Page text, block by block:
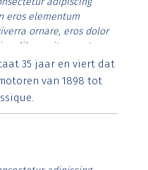
eros elementum
ornare, eros dolor
libero vitae erat.
id rutrum lorem
tristique posuere.
35 jaar en viert dat
van 1898 tot